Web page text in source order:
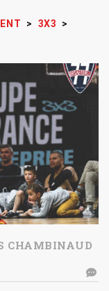
> 3X3
>
CHAMBINAUD